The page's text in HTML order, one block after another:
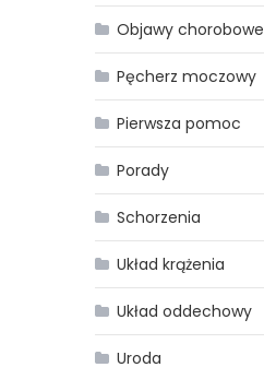
Objawy chorobowe
Pęcherz moczowy
Pierwsza pomoc
Porady
Schorzenia
Układ krążenia
Układ oddechowy
Uroda